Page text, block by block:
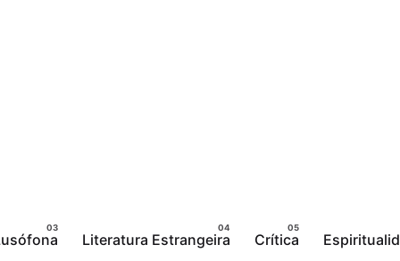
Literatura Estrangeira Crítica